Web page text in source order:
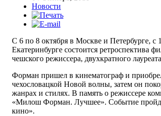
Новости
С 6 по 8 октября в Москве и Петербурге, с
Екатеринбурге состоится
чешского режиссера, двухкратного
Форман пришел в кинематограф и
чехословацкой Новой волны, затем он
жанрах и стилях. В память о режиссере
«Милош Форман. Лучшее». Событие
кино».